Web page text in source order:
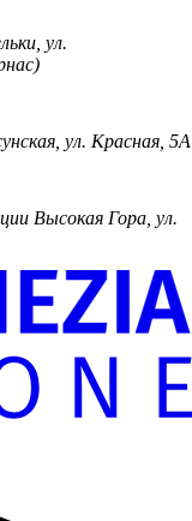
ул.
ул. Красная, 5А
Высокая Гора, ул.